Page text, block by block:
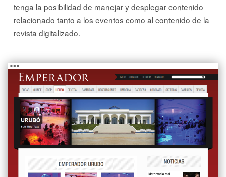
tenga la posibilidad de manejar y desplegar contenido
relacionado tanto a los eventos como al contenido de la
revista digitalizado.